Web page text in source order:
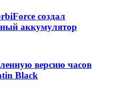
создал
аккумулятор
версию часов
Black